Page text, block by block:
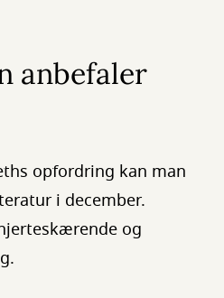
anbefaler
opfordring kan man
i december.
og